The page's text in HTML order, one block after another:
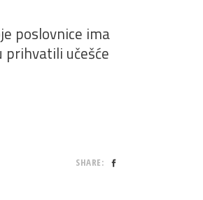
poslovnice ima
prihvatili učešće
SHARE: